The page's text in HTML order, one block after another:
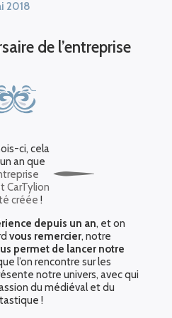
2018
de l’entreprise
ci, cela
an que
CarTylion
créée !
depuis un an, et on
vous remercier, notre
permet de lancer notre
l’on rencontre sur les
notre univers, avec qui
du médiéval et du
!